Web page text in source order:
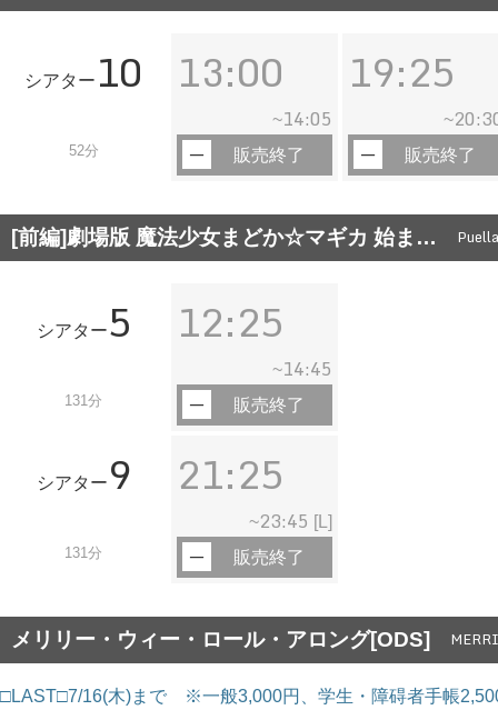
シアター 10
52分
13:00
~14:05
販売終了
19:25
~
販売終了
[前編]劇場版 魔法少女まどか☆マギカ 始ま…
シアター5
131分
12:25
~14:45
販売終了
シアター 9
131分
21:25
~23:45 [L]
販売終了
メリリー・ウィー・ロール・アロング[ODS]
□LAST□7/16(木)まで ※一般3,000円、学生・障碍者手帳